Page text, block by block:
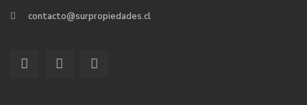
contacto@surpropiedades.cl